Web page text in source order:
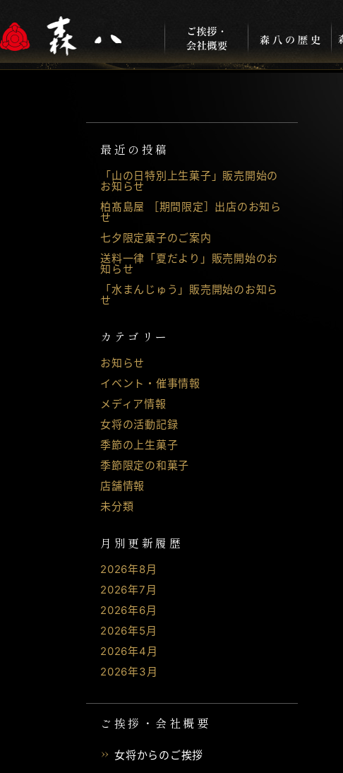
最近の投稿
「山の日特別上生菓子」販売開始の
お知らせ
柏髙島屋 ［期間限定］出店のお知ら
せ
七夕限定菓子のご案内
送料一律「夏だより」販売開始のお
知らせ
「水まんじゅう」販売開始のお知ら
せ
カテゴリー
お知らせ
イベント・催事情報
メディア情報
女将の活動記録
季節の上生菓子
季節限定の和菓子
店舗情報
未分類
月別更新履歴
2026年8月
2026年7月
2026年6月
2026年5月
2026年4月
2026年3月
ご挨拶・会社概要
女将からのご挨拶